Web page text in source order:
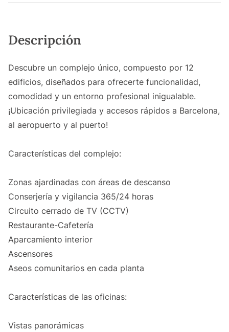
Descripción
Descubre un complejo único, compuesto por 12
edificios, diseñados para ofrecerte funcionalidad,
comodidad y un entorno profesional inigualable.
¡Ubicación privilegiada y accesos rápidos a Barcelona,
al aeropuerto y al puerto!
Características del complejo:
Zonas ajardinadas con áreas de descanso
Conserjería y vigilancia 365/24 horas
Circuito cerrado de TV (CCTV)
Restaurante-Cafetería
Aparcamiento interior
Ascensores
Aseos comunitarios en cada planta
Características de las oficinas:
Vistas panorámicas